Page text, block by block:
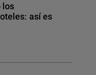
los
así es